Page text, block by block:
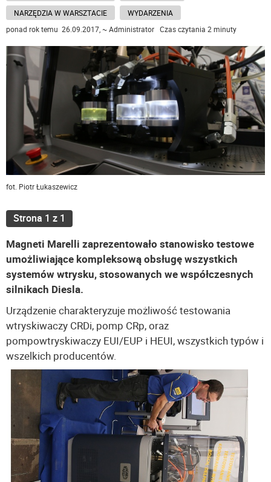
NARZĘDZIA W WARSZTACIE
WYDARZENIA
ponad rok temu 26.09.2017, ~ Administrator Czas czytania 2 minuty
fot. Piotr Łukaszewicz
Strona 1 z 1
Magneti Marelli zaprezentowało stanowisko testowe
umożliwiające kompleksową obsługę wszystkich
systemów wtrysku, stosowanych we współczesnych
silnikach Diesla.
Urządzenie charakteryzuje możliwość testowania
wtryskiwaczy CRDi, pomp CRp, oraz
pompowtryskiwaczy EUI/EUP i HEUI, wszystkich typów i
wszelkich producentów.